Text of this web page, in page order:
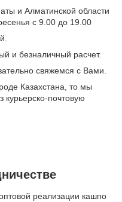
и Алматинской области
с 9.00 до 19.00
и безналичный расчет.
свяжемся с Вами.
Казахстана, то мы
курьерско-почтовую
реализации кашпо